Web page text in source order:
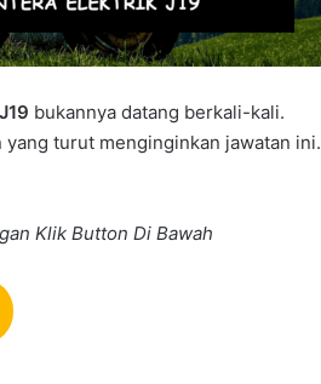
bukannya datang berkali-kali.
turut menginginkan jawatan ini.
Klik Button Di Bawah